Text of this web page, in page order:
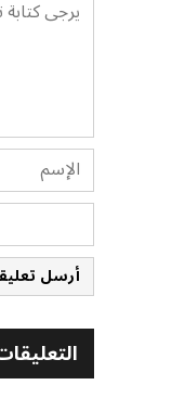
أرسل